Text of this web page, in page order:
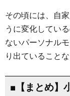
その頃には、自
うに変化してい
ないパーソナル
り出ていること
■【まとめ】